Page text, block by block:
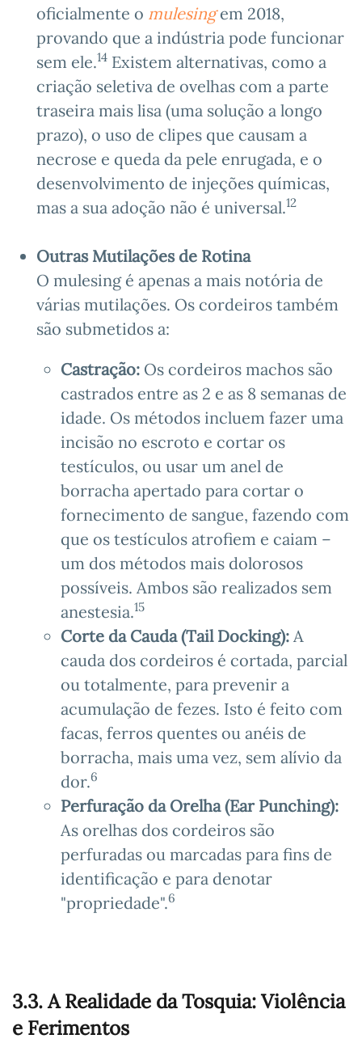
oficialmente o mulesingem 2018,
provando que a indústria pode funcionar
sem ele.14 Existem alternativas, como a
criação seletiva de ovelhas com a parte
traseira mais lisa (uma solução a longo
prazo), o uso de clipes que causam a
necrose e queda da pele enrugada, e o
desenvolvimento de injeções químicas,
mas a sua adoção não é universal.12
Outras Mutilações de Rotina
O mulesing é apenas a mais notória de
várias mutilações. Os cordeiros também
são submetidos a:
Castração: Os cordeiros machos são
castrados entre as 2 e as 8 semanas de
idade. Os métodos incluem fazer uma
incisão no escroto e cortar os
testículos, ou usar um anel de
borracha apertado para cortar o
fornecimento de sangue, fazendo com
que os testículos atrofiem e caiam –
um dos métodos mais dolorosos
possíveis. Ambos são realizados sem
anestesia.15
Corte da Cauda (Tail Docking): A
cauda dos cordeiros é cortada, parcial
ou totalmente, para prevenir a
acumulação de fezes. Isto é feito com
facas, ferros quentes ou anéis de
borracha, mais uma vez, sem alívio da
dor.6
Perfuração da Orelha (Ear Punching):
As orelhas dos cordeiros são
perfuradas ou marcadas para fins de
identificação e para denotar
"propriedade".6
3.3. A Realidade da Tosquia: Violência
e Ferimentos